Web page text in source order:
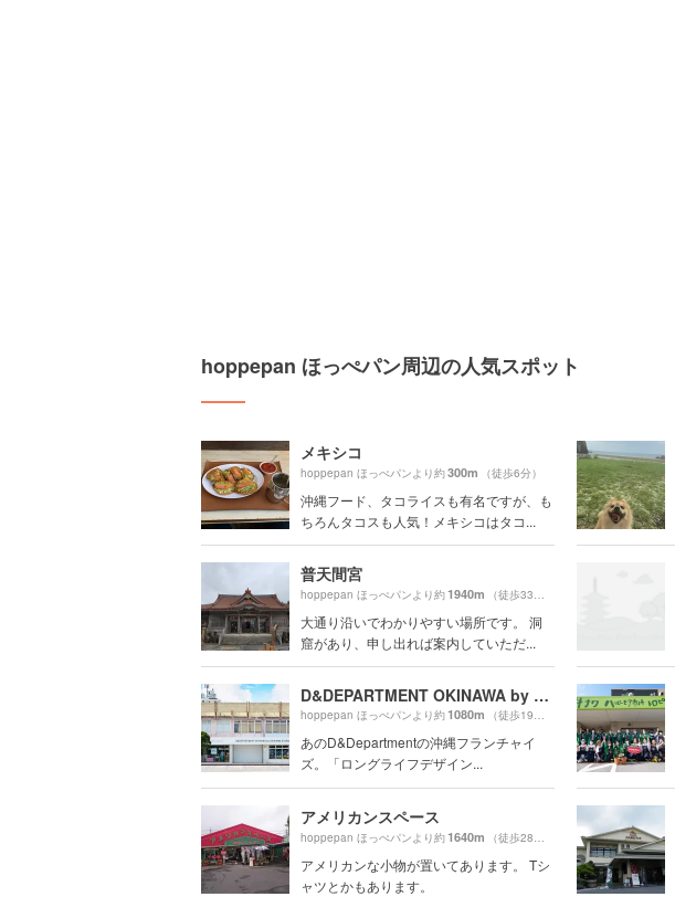
hoppepan ほっぺパン周辺の人気スポット
メキシコ
hoppepan ほっぺパンより約300m （徒歩6分）
沖縄フード、タコライスも有名ですが、も
ちろんタコスも人気！メキシコはタコ...
普天間宮
hoppepan ほっぺパンより約1940m （徒歩33分）
大通り沿いでわかりやすい場所です。 洞
窟があり、申し出れば案内していただ...
D&DEPARTMENT OKINAWA by OKINAWA STANDARD
hoppepan ほっぺパンより約1080m （徒歩19分）
あのD&Departmentの沖縄フランチャイ
ズ。「ロングライフデザイン...
アメリカンスペース
hoppepan ほっぺパンより約1640m （徒歩28分）
アメリカンな小物が置いてあります。 Tシ
ャツとかもあります。